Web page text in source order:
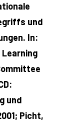
und
In:
Learning
und
Picht,